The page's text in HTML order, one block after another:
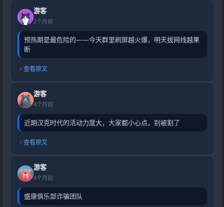
游客
2个月前
预热期是最危险的——今天群里刷屏越火爆，明天拔网线越果
断
查看原文
游客
4个月前
近期汉克时代的活动力度大，大家都小心点，别被割了
查看原文
游客
4个月前
盛康俱乐部诈骗团队